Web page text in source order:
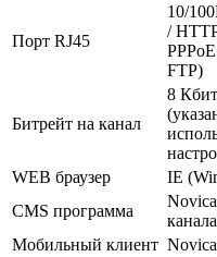
Порт RJ45
10/
/
FTP)
Битрейт на канал
8
WEB браузер
IE
CMS программа
Мобильный клиент